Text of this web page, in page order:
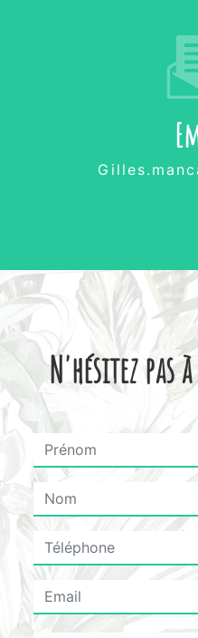
N'hésitez pas